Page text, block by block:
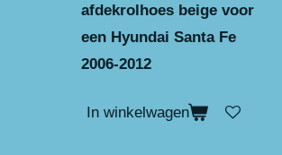
afdekrolhoes beige voor
een Hyundai Santa Fe
2006-2012
In winkelwagen